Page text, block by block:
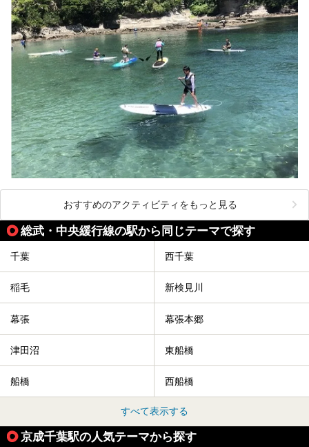
おすすめのアクティビティをもっと見る
総武・中央緩行線の駅から同じテーマで探す
千葉 西千葉
稲毛 新検見川
幕張 幕張本郷
津田沼 東船橋
船橋 西船橋
すべて表示する
京成千葉駅の人気テーマから探す